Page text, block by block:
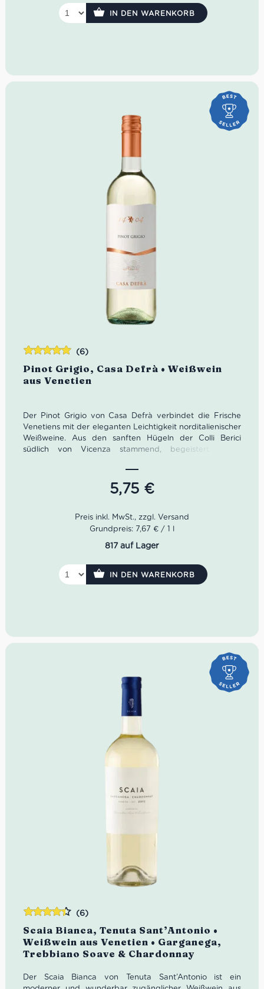
IN DEN WARENKORB
Pinot Grigio, Casa Defrà • Weißwein
aus Venetien
(6)
Der Pinot Grigio von Casa Defrà verbindet die Frische
Venetiens mit der eleganten Leichtigkeit norditalienischer
Weißweine. Aus den sanften Hügeln der Colli Berici
südlich von Vicenza stammend, begeistert dieser
harmonischer Struktur und angenehmer Frische. Ideal zu
Fisch, Pasta, Antipasti und mediterranen
5,75 €
mit5.00 von
5
Grundpreis: 7,67 € / 1 l
817 auf Lager
IN DEN WARENKORB
Scaia Bianca, Tenuta Sant’Antonio •
Weißwein aus Venetien • Garganega,
Trebbiano Soave & Chardonnay
(6)
Der Scaia Bianca von Tenuta Sant’Antonio ist ein
mit4.33
von 5